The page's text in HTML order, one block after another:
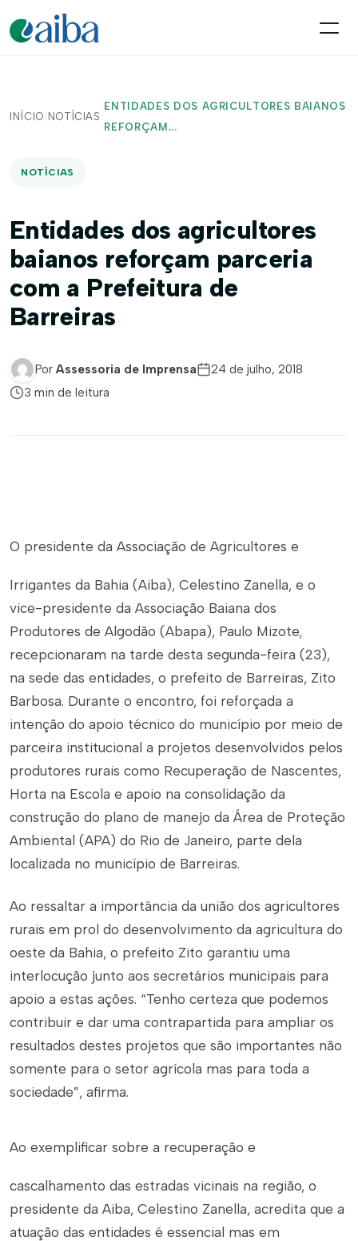
INÍCIO/ NOTÍCIAS /
ENTIDADES DOS AGRICULTORES BAIANOS
REFORÇAM...
NOTÍCIAS
Entidades dos agricultores
baianos reforçam parceria
com a Prefeitura de
Barreiras
Por Assessoria de Imprensa
24 de julho, 2018
3 min de leitura
O presidente da Associação de Agricultores e
Irrigantes da Bahia (Aiba), Celestino Zanella, e o
vice-presidente da Associação Baiana dos
Produtores de Algodão (Abapa), Paulo Mizote,
recepcionaram na tarde desta segunda-feira (23),
na sede das entidades, o prefeito de Barreiras, Zito
Barbosa. Durante o encontro, foi reforçada a
intenção do apoio técnico do município por meio de
parceira institucional a projetos desenvolvidos pelos
produtores rurais como Recuperação de Nascentes,
Horta na Escola e apoio na consolidação da
construção do plano de manejo da Área de Proteção
Ambiental (APA) do Rio de Janeiro, parte dela
localizada no município de Barreiras.
Ao ressaltar a importância da união dos agricultores
rurais em prol do desenvolvimento da agricultura do
oeste da Bahia, o prefeito Zito garantiu uma
interlocução junto aos secretários municipais para
apoio a estas ações. “Tenho certeza que podemos
contribuir e dar uma contrapartida para ampliar os
resultados destes projetos que são importantes não
somente para o setor agrícola mas para toda a
sociedade”, afirma.
Ao exemplificar sobre a recuperação e
cascalhamento das estradas vicinais na região, o
presidente da Aiba, Celestino Zanella, acredita que a
atuação das entidades é essencial mas em